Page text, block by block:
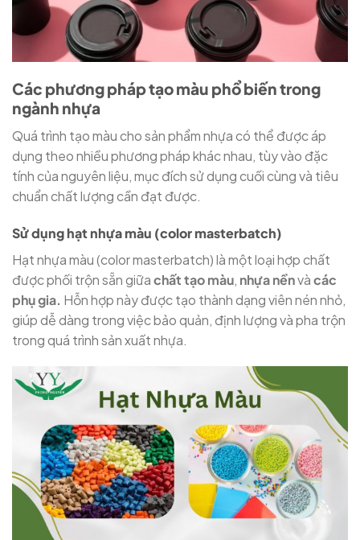
Các phương pháp tạo màu phổ biến trong
ngành nhựa
Quá trình tạo màu cho sản phẩm nhựa có thể được áp
dụng theo nhiều phương pháp khác nhau, tùy vào đặc
tính của nguyên liệu, mục đích sử dụng cuối cùng và tiêu
chuẩn chất lượng cần đạt được.
Sử dụng hạt nhựa màu (color masterbatch)
Hạt nhựa màu (color masterbatch) là một loại hợp chất
được phối trộn sẵn giữachất tạo màu, nhựa nềnvàcác
phụ gia. Hỗn hợp này được tạo thành dạng viên nén nhỏ,
giúp dễ dàng trong việc bảo quản, định lượng và pha trộn
trong quá trình sản xuất nhựa.